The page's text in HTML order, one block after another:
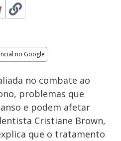
no Google
no combate ao
problemas que
e podem afetar
Cristiane Brown,
que o tratamento